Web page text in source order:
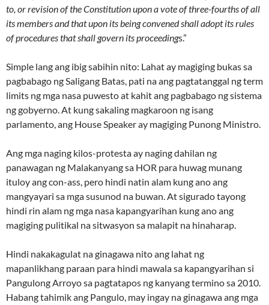
to, or revision of the Constitution upon a vote of three-fourths of all
its members and that upon its being convened shall adopt its rules
of procedures that shall govern its proceedings.”
Simple lang ang ibig sabihin nito: Lahat ay magiging bukas sa
pagbabago ng Saligang Batas, pati na ang pagtatanggal ng term
limits ng mga nasa puwesto at kahit ang pagbabago ng sistema
ng gobyerno. At kung sakaling magkaroon ng isang
parlamento, ang House Speaker ay magiging Punong Ministro.
Ang mga naging kilos-protesta ay naging dahilan ng
panawagan ng Malakanyang sa HOR para huwag munang
ituloy ang con-ass, pero hindi natin alam kung ano ang
mangyayari sa mga susunod na buwan. At sigurado tayong
hindi rin alam ng mga nasa kapangyarihan kung ano ang
magiging pulitikal na sitwasyon sa malapit na hinaharap.
Hindi nakakagulat na ginagawa nito ang lahat ng
mapanlikhang paraan para hindi mawala sa kapangyarihan si
Pangulong Arroyo sa pagtatapos ng kanyang termino sa 2010.
Habang tahimik ang Pangulo, may ingay na ginagawa ang mga